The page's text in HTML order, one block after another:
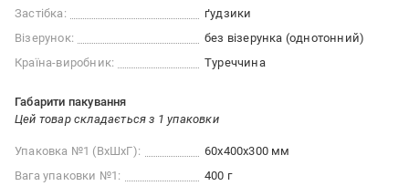
Застібка:
ґудзики
Візерунок:
без візерунка (однотонний)
Країна-виробник:
Туреччина
Габарити пакування
Цей товар складається з 1 упаковки
Упаковка №1 (ВхШхГ):
60x400x300 мм
Вага упаковки №1:
400 г